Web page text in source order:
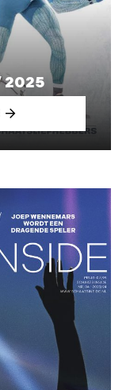
2025